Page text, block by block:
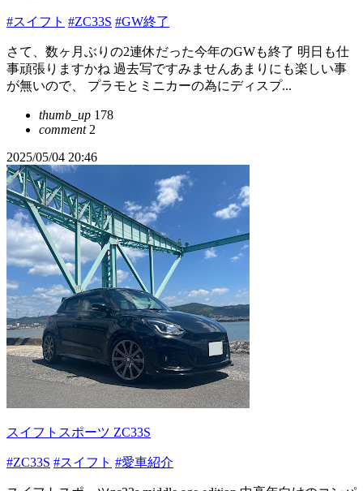
#スイフト #ZC33S #GW終了
さて、数ヶ月ぶりの2連休だった今年のGWも終了 明日も仕
事頑張りますかね 過去写ですみませんあまりにも楽しい事
が無いので、 プラモとミニカーの為にディスプ...
thumb_up 178
comment2
2025/05/04 20:46
スイフトスポーツ ZC33S
#ZC33S #スイフト #愛車紹介